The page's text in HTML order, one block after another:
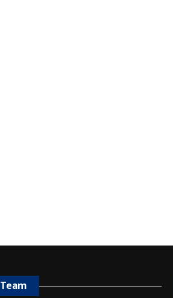
Team